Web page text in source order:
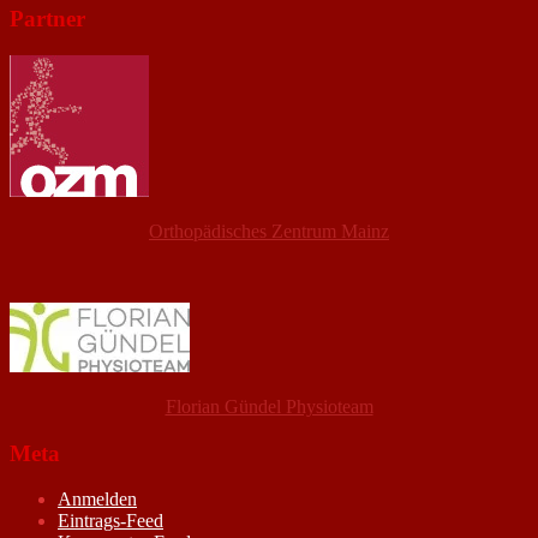
Partner
Orthopädisches Zentrum Mainz
Florian Gündel Physioteam
Meta
Anmelden
Eintrags-Feed